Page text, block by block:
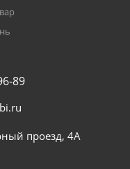
89
проезд, 4А